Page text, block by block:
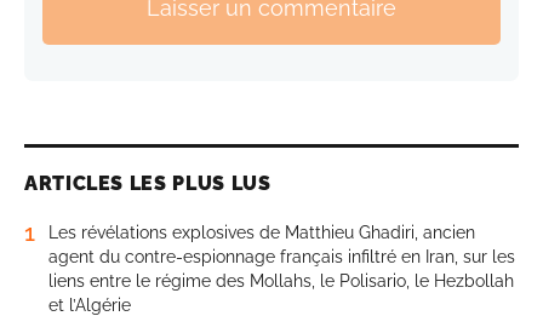
Laisser un commentaire
ARTICLES LES PLUS LUS
1
Les révélations explosives de Matthieu Ghadiri, ancien
agent du contre-espionnage français infiltré en Iran, sur les
liens entre le régime des Mollahs, le Polisario, le Hezbollah
et l’Algérie